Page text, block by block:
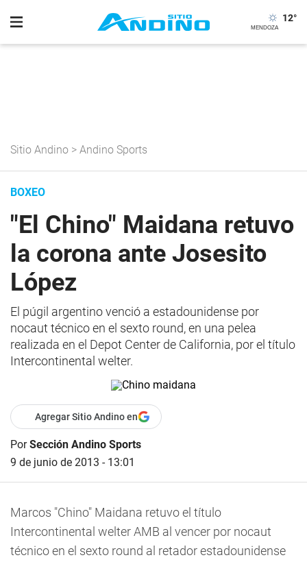
12°
Sitio Andino > Andino Sports
BOXEO
"El Chino" Maidana retuvo
la corona ante Josesito
López
El púgil argentino venció a estadounidense por
nocaut técnico en el sexto round, en una pelea
realizada en el Depot Center de California, por el título
Intercontinental welter.
Agregar Sitio Andino en
PorSección Andino Sports
9 de junio de 2013 - 13:01
Marcos "Chino" Maidana retuvo el título
Intercontinental welter AMB al vencer por nocaut
técnico en el sexto round al retador estadounidense